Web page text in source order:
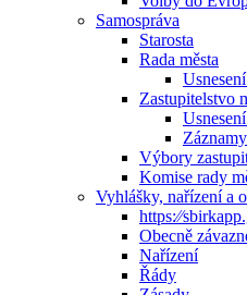
Samospráva
Starosta
Rada města
Zastupitelstvo
Výbory
Komise rady
Vyhlášky, nařízení a
Obecně
Nařízení
Řády